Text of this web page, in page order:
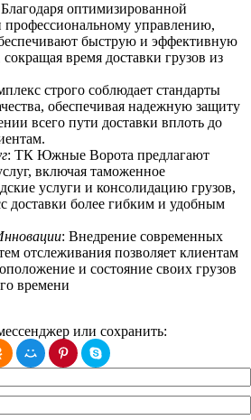
оптимизированной
профессиональному управлению,
быструю и эффективную
сокращая время доставки грузов из
строго соблюдает стандарты
обеспечивая надежную защиту
всего пути доставки вплоть до
: ТК Южные Ворота предлагают
включая таможенное
услуги и консолидацию грузов,
доставки более гибким и удобным
: Внедрение современных
отслеживания позволяет клиентам
и состояние своих грузов
времени
или сохранить: